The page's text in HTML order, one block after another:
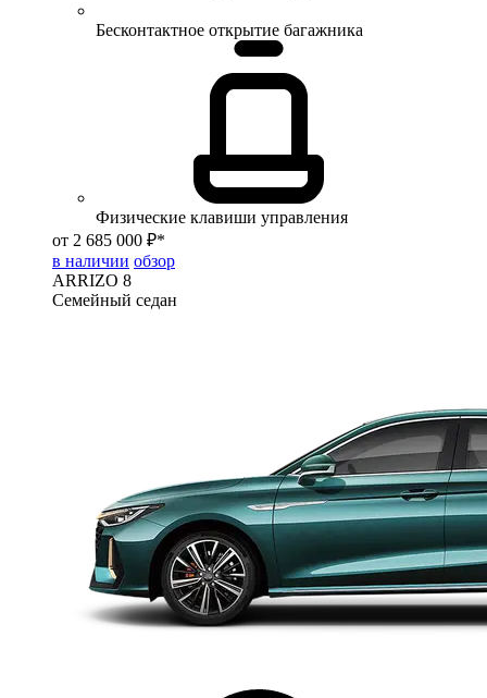
Бесконтактное открытие багажника
Физические клавиши управления
от 2 685 000 ₽*
в наличии обзор
ARRIZO 8
Семейный седан